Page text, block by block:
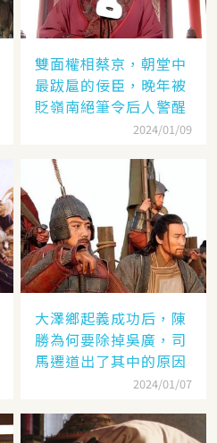
雙面權相蔡京，朝堂中
最跋扈的佞臣，晚年被
貶嶺南絕筆令后人警醒
2024/01/09
大澤鄉起義成功后，陳
勝為何要除掉吳廣，司
馬遷道出了其中的原因
2024/01/07